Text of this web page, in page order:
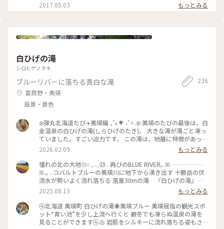
2017.05.03
もっとみる
白ひげの滝
シロヒゲノタキ
ブルーリバーに落ちる真白な滝
富良野・美瑛
風景・景色
236
❄️弾丸北海道たび✈️美瑛編 ₊˚⋆🌳 ˖˚✧.❄️ 美瑛のたびの最後は、白
金温泉の白ひげの滝(しらひげのたき)。 大きな滝が滝ごと凍っ
ていました。すごい迫力です。 この滝は、地層に特徴があった
り、凍っていない時は水が青く見えて、それは火山から流れ出
す水に含まれている小さな小さな粒によるものだそうです。 い
つか青い水も見てみたいです。 この周りは温泉街で、道から見
えるだけでも大きなホテルがいくつか建っていました♨️ 5枚目
は、美瑛の駅前です🚉 #開運旅 #美瑛 #白金温泉 #白ひげの滝 #
白ひげの滝ライトアップ #冬の美瑛 #北海道の冬 #幻想的な風
景 #青の世界 #夜景スポット #ライトアップ #美瑛駅
2026.02.09
もっとみる
憧れの北の大地𑁍𓏸 𓈒𓂃㉕ . 再びのBLUE RIVER｡.ꕤ………………
ꕤ.｡ . コバルトブルーの美瑛川に地下から湧き出す 十勝岳の伏
流水が勢いよく流れ落ちる 落差30mの滝 『白ひげの滝』🩵 .
滝の美しさも素晴らしいですが その先の美瑛川も美しい✨ コ
バルトブルーがどこまで続いていくのでしょうか... . 車を停め
た白金観光センターの中に 簡易郵便局がありましたが 10時か
らでまだ開いてませんでした. 風景印は諦めて、観光センター
のスタンプを 記念に押して帰りました. 📷2025.7.15 #ゆ
2025.08.13
もっとみる
🚰北海道 美瑛町 白ひげの滝☀美瑛ブルー 美瑛屈指の観光スポ
ット“青い池”を少し上流へ行くと 厳冬でも凍らぬ温泉の滝を
見ることができます🚰♨️ 岩肌をシルキーに流れ落ちる姿もさ